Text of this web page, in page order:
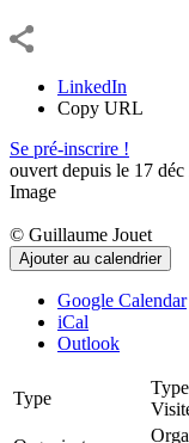
LinkedIn
Copy URL
Se pré-inscrire !
ouvert depuis le 17 déc
Image
© Guillaume Jouet
Ajouter au calendrier
Google Calendar
iCal
Outlook
Type
Type